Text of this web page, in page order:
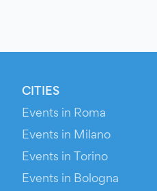
CITIES
Events in Roma
Events in Milano
Events in Torino
Events in Bologna